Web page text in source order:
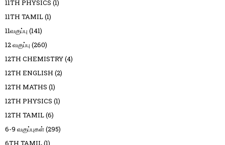
11TH PHYSICS (1)
11TH TAMIL(1)
11வகுப்பு (141)
12 வகுப்பு (260)
12TH CHEMISTRY(4)
12TH ENGLISH (2)
12TH MATHS (1)
12TH PHYSICS (1)
12TH TAMIL(6)
6-9 வகுப்புகள்(295)